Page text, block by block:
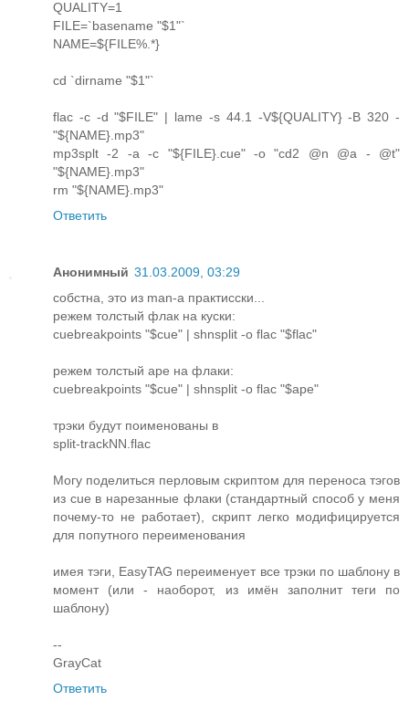
QUALITY=1
FILE=`basename "$1"`
NAME=${FILE%.*}
cd `dirname "$1"`
flac -c -d "$FILE" | lame -s 44.1 -V${QUALITY} -B 320 -
"${NAME}.mp3"
mp3splt -2 -a -c "${FILE}.cue" -o "cd2 @n @a - @t"
"${NAME}.mp3"
rm "${NAME}.mp3"
Ответить
Анонимный 31.03.2009, 03:29
собстна, это из man-а практисски...
режем толстый флак на куски:
cuebreakpoints "$cue" | shnsplit -o flac "$flac"
режем толстый аре на флаки:
cuebreakpoints "$cue" | shnsplit -o flac "$ape"
трэки будут поименованы в
split-trackNN.flac
Могу поделиться перловым скриптом для переноса тэгов
из cue в нарезанные флаки (стандартный способ у меня
почему-то не работает), скрипт легко модифицируется
для попутного переименования
имея тэги, EasyTAG переименует все трэки по шаблону в
момент (или - наоборот, из имён заполнит теги по
шаблону)
--
GrayCat
Ответить